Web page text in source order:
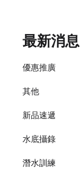
最新消息
優惠推廣
其他
新品速遞
水底攝錄
潛水訓練